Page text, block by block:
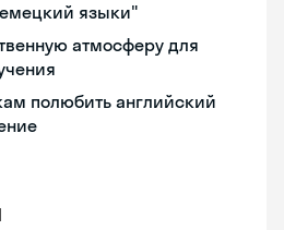
языки"
атмосферу для
полюбить английский